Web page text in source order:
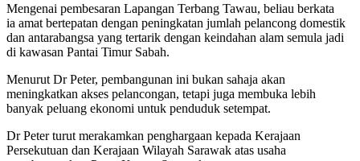
Mengenai pembesaran Lapangan Terbang Tawau, beliau berkata
ia amat bertepatan dengan peningkatan jumlah pelancong domestik
dan antarabangsa yang tertarik dengan keindahan alam semula jadi
di kawasan Pantai Timur Sabah.
Menurut Dr Peter, pembangunan ini bukan sahaja akan
meningkatkan akses pelancongan, tetapi juga membuka lebih
banyak peluang ekonomi untuk penduduk setempat.
Dr Peter turut merakamkan penghargaan kepada Kerajaan
Persekutuan dan Kerajaan Wilayah Sarawak atas usaha